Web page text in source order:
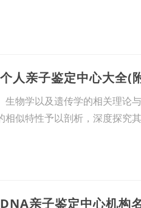
人亲子鉴定中心大全(
物学以及遗传学的相关理论
似特性予以剖析，深度探究